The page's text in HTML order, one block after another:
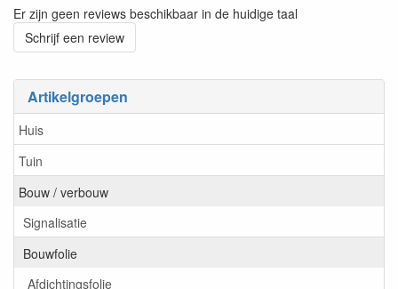
Artikelgroepen
Huis
Tuin
Bouw / verbouw
Signalisatie
Bouwfolie
Afdichtingsfolie
Er zijn geen reviews beschikbaar in de huidige taal
Schrijf een review